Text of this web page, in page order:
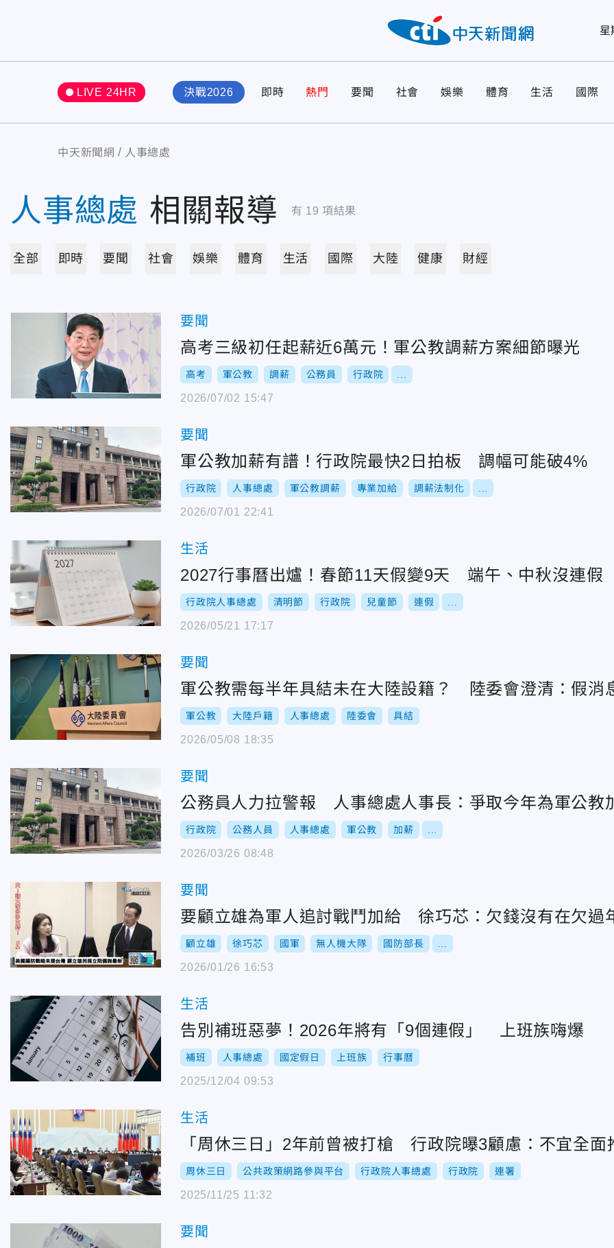
星
LIVE 24HR 決戰2026 即時 熱門 要聞 社會 娛樂 體育 生活 國際
中天新聞網 人事總處
人事總處 相關報導 有 19 項結果
全部 即時 要聞 社會 娛樂 體育 生活 國際 大陸 健康 財經
要聞
高考三級初任起薪近6萬元！軍公教調薪方案細節曝光
高考 軍公教 調薪 公務員 行政院
2026/07/02 15:47
要聞
軍公教加薪有譜！行政院最快2日拍板 調幅可能破4%
行政院 人事總處 軍公教調薪 專業加給 調薪法制化
2026/07/01 22:41
生活
2027行事曆出爐！春節11天假變9天 端午、中秋沒連假
行政院人事總處 清明節 行政院 兒童節 連假
2026/05/21 17:17
要聞
軍公教需每半年具結未在大陸設籍？ 陸委會澄清：假消
軍公教 大陸戶籍 人事總處 陸委會 具結
2026/05/08 18:35
要聞
公務員人力拉警報 人事總處人事長：爭取今年為軍公教
行政院 公務人員 人事總處 軍公教 加薪
2026/03/26 08:48
要聞
要顧立雄為軍人追討戰鬥加給 徐巧芯：欠錢沒有在欠過
顧立雄 徐巧芯 國軍 無人機大隊 國防部長
2026/01/26 16:53
生活
告別補班惡夢！2026年將有「9個連假」 上班族嗨爆
補班 人事總處 國定假日 上班族 行事曆
2025/12/04 09:53
生活
「周休三日」2年前曾被打槍 行政院曝3顧慮：不宜全面
周休三日 公共政策網路參與平台 行政院人事總處 行政院 連署
2025/11/25 11:32
要聞